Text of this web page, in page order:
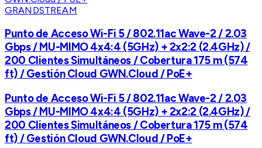
GRANDSTREAM
Punto de Acceso Wi-Fi 5 / 802.11ac Wave-2 / 2.03
Gbps / MU-MIMO 4x4:4 (5GHz) + 2x2:2 (2.4GHz) /
200 Clientes Simultáneos / Cobertura 175 m (574
ft) / Gestión Cloud GWN.Cloud / PoE+
Punto de Acceso Wi-Fi 5 / 802.11ac Wave-2 / 2.03
Gbps / MU-MIMO 4x4:4 (5GHz) + 2x2:2 (2.4GHz) /
200 Clientes Simultáneos / Cobertura 175 m (574
ft) / Gestión Cloud GWN.Cloud / PoE+